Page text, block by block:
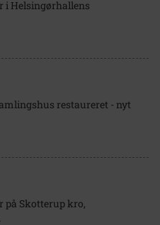
i Helsingørhallens
restaureret - nyt
Skotterup kro,